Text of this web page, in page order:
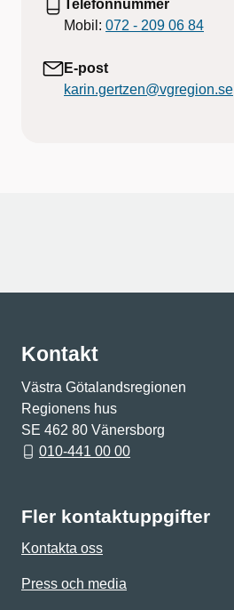
Telefonnummer
Mobil: 072 - 209 06 84
E-post
karin.gertzen@vgregion.se
Kontakt
Västra Götalandsregionen
Regionens hus
SE 462 80 Vänersborg
010-441 00 00
Fler kontaktuppgifter
Kontakta oss
Press och media